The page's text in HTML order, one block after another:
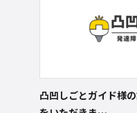
凸凹しごとガイド様